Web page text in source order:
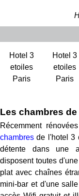
Hotel 3
etoiles
Paris
Hotel 3
etoiles
Paris
Les chambres
Récemment
chambres de l'hotel 3
détente dans une
disposent toutes
plat avec chaînes
mini-bar et d'une